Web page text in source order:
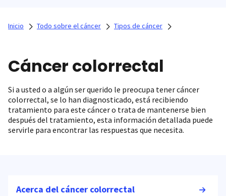
Inicio Todo sobre el cáncer Tipos de cáncer
Cáncer colorrectal
Si a usted o a algún ser querido le preocupa tener cáncer
colorrectal, se lo han diagnosticado, está recibiendo
tratamiento para este cáncer o trata de mantenerse bien
después del tratamiento, esta información detallada puede
servirle para encontrar las respuestas que necesita.
Acerca del cáncer colorrectal